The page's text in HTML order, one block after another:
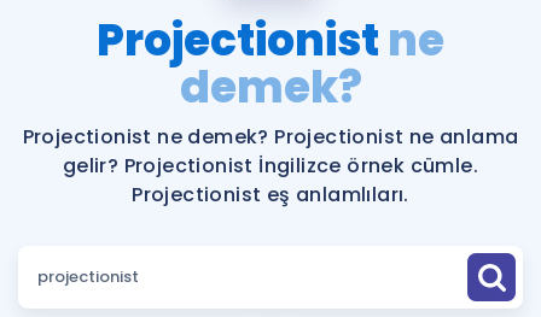
Şifremi Hatırlamıyorum
Katılımcı Görüşleri
Faydalı Araçlar
Ücretsiz Kaynaklar
Puan Hesaplama
İngilizce Gramer
Projectionistne
demek?
Projectionist ne demek? Projectionist ne anlama
gelir? Projectionist İngilizce örnek cümle.
Projectionist eş anlamlıları.